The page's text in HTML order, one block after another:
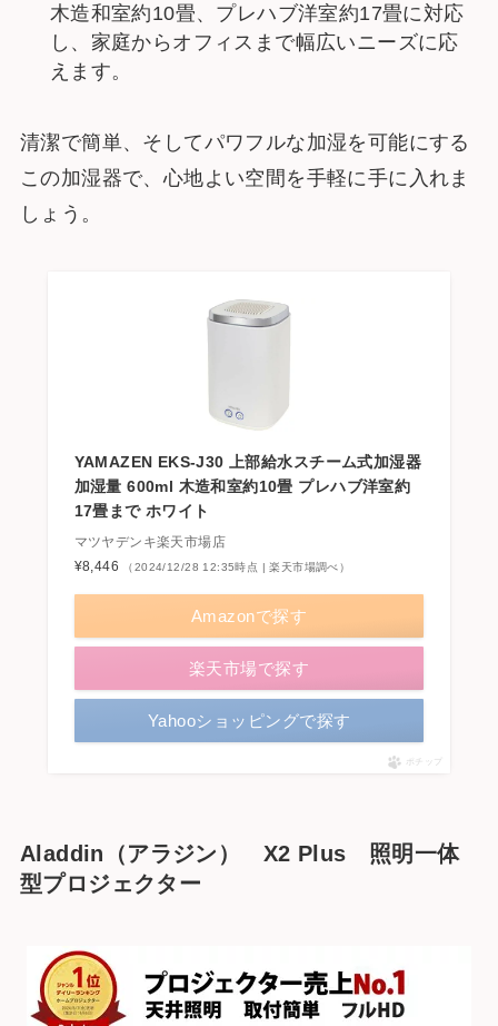
木造和室約10畳、プレハブ洋室約17畳に対応
し、家庭からオフィスまで幅広いニーズに応
えます。
清潔で簡単、そしてパワフルな加湿を可能にする
この加湿器で、心地よい空間を手軽に手に入れま
しょう。
YAMAZEN EKS-J30 上部給水スチーム式加湿器
加湿量 600ml 木造和室約10畳 プレハブ洋室約
17畳まで ホワイト
マツヤデンキ楽天市場店
¥8,446
（2024/12/28 12:35時点 | 楽天市場調べ）
Amazonで探す
楽天市場で探す
Yahooショッピングで探す
ポチップ
Aladdin（アラジン） X2 Plus 照明一体
型プロジェクター